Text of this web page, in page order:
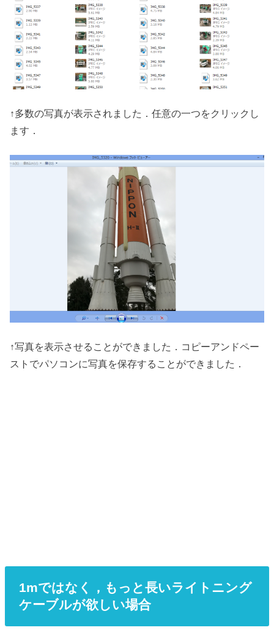
↑多数の写真が表示されました．任意の一つをクリックし
ます．
↑写真を表示させることができました．コピーアンドペー
ストでパソコンに写真を保存することができました．
1mではなく，もっと長いライトニング
ケーブルが欲しい場合